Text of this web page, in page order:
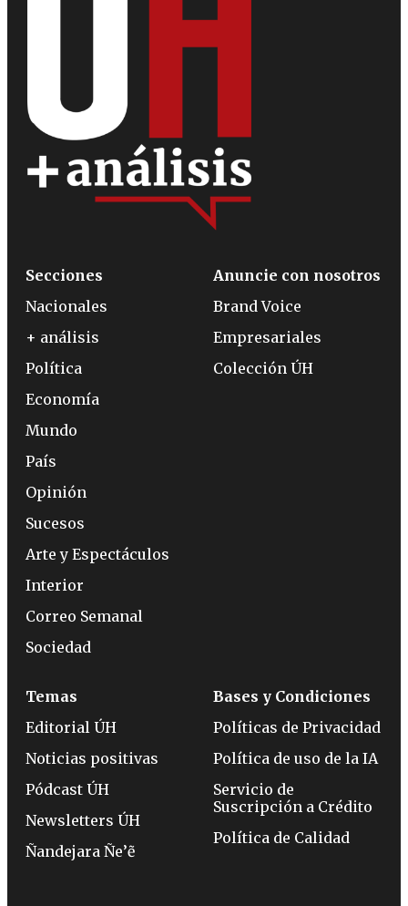
Secciones
Nacionales
+ análisis
Política
Economía
Mundo
País
Opinión
Sucesos
Arte y Espectáculos
Interior
Correo Semanal
Sociedad
Anuncie con nosotros
Brand Voice
Empresariales
Colección ÚH
Temas
Editorial ÚH
Noticias positivas
Pódcast ÚH
Newsletters ÚH
Ñandejara Ñe’ẽ
Bases y Condiciones
Políticas de Privacidad
Política de uso de la IA
Servicio de
Suscripción a Crédito
Política de Calidad